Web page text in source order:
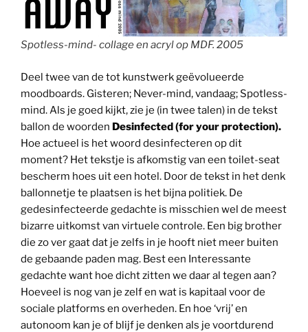
Spotless-mind- collage en acryl op MDF. 2005
Deel twee van de tot kunstwerk geëvolueerde
moodboards. Gisteren; Never-mind, vandaag; Spotless-
mind. Als je goed kijkt, zie je (in twee talen) in de tekst
ballon de woorden Desinfected (for your protection).
Hoe actueel is het woord desinfecteren op dit
moment? Het tekstje is afkomstig van een toilet-seat
bescherm hoes uit een hotel. Door de tekst in het denk
ballonnetje te plaatsen is het bijna politiek. De
gedesinfecteerde gedachte is misschien wel de meest
bizarre uitkomst van virtuele controle. Een big brother
die zo ver gaat dat je zelfs in je hooft niet meer buiten
de gebaande paden mag. Best een Interessante
gedachte want hoe dicht zitten we daar al tegen aan?
Hoeveel is nog van je zelf en wat is kapitaal voor de
sociale platforms en overheden. En hoe ‘vrij’ en
autonoom kan je of blijf je denken als je voortdurend